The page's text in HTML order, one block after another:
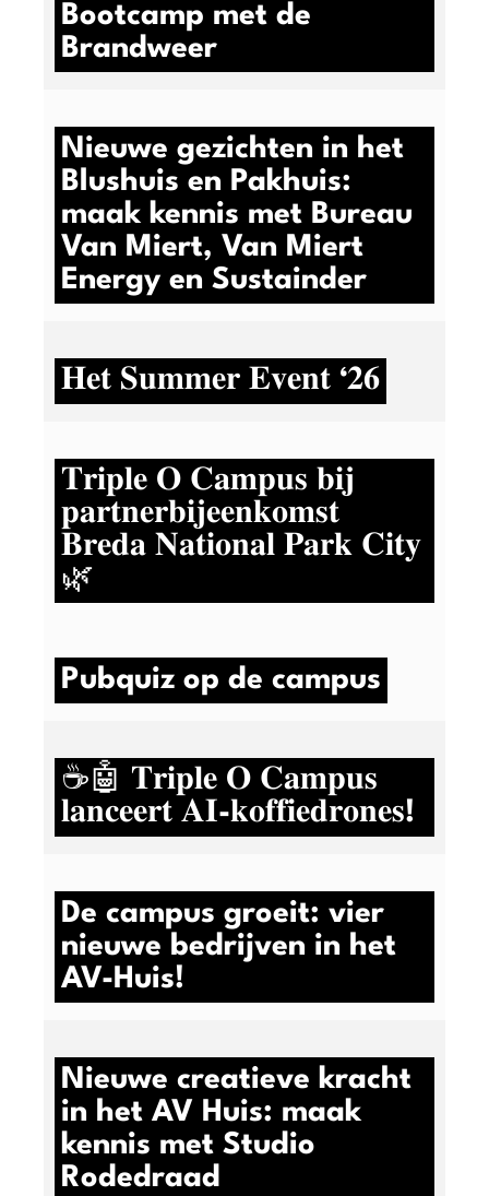
Bootcamp met de
Brandweer
Nieuwe gezichten in het
Blushuis en Pakhuis:
maak kennis met Bureau
Van Miert, Van Miert
Energy en Sustainder
𝐇𝐞𝐭 𝐒𝐮𝐦𝐦𝐞𝐫 𝐄𝐯𝐞𝐧𝐭 ‘𝟐𝟔
𝐓𝐫𝐢𝐩𝐥𝐞 𝐎 𝐂𝐚𝐦𝐩𝐮𝐬 𝐛𝐢𝐣
𝐩𝐚𝐫𝐭𝐧𝐞𝐫𝐛𝐢𝐣𝐞𝐞𝐧𝐤𝐨𝐦𝐬𝐭
𝐁𝐫𝐞𝐝𝐚 𝐍𝐚𝐭𝐢𝐨𝐧𝐚𝐥 𝐏𝐚𝐫𝐤 𝐂𝐢𝐭𝐲
🌿
Pubquiz op de campus
☕🤖 𝐓𝐫𝐢𝐩𝐥𝐞 𝐎 𝐂𝐚𝐦𝐩𝐮𝐬
𝐥𝐚𝐧𝐜𝐞𝐞𝐫𝐭 𝐀𝐈-𝐤𝐨𝐟𝐟𝐢𝐞𝐝𝐫𝐨𝐧𝐞𝐬!
De campus groeit: vier
nieuwe bedrijven in het
AV-Huis!
Nieuwe creatieve kracht
in het AV Huis: maak
kennis met Studio
Rodedraad